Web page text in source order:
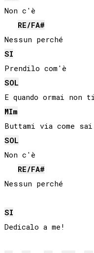
Non c'è
RE/FA#
SI
SOL
MIm
SOL
Non c'è
RE/FA#
SI
Dedicalo a me!